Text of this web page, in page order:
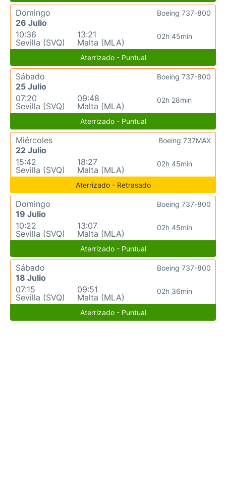
Domingo
26 Julio
10:36
Sevilla (SVQ)
13:21
Malta (MLA)
02h 45min
Boeing 737-800
Aterrizado - Puntual
Sábado
25 Julio
07:20
Sevilla (SVQ)
09:48
Malta (MLA)
02h 28min
Boeing 737-800
Aterrizado - Puntual
Miércoles
22 Julio
15:42
Sevilla (SVQ)
18:27
Malta (MLA)
02h 45min
Boeing 737MAX
Aterrizado - Retrasado
Domingo
19 Julio
10:22
Sevilla (SVQ)
13:07
Malta (MLA)
02h 45min
Boeing 737-800
Aterrizado - Puntual
Sábado
18 Julio
07:15
Sevilla (SVQ)
09:51
Malta (MLA)
02h 36min
Boeing 737-800
Aterrizado - Puntual